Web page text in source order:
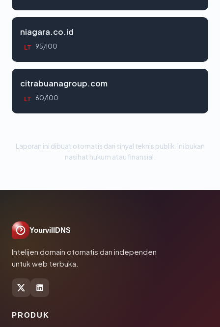
niagara.co.id
LT 95/100
citrabuanagroup.com
LT 60/100
Laporan ini dibuat otomatis dari sinyal teknis publik. Ini bukan
nasihat hukum atau finansial.
YourvillDNS
Intelijen domain otomatis dan independen
untuk web terbuka.
PRODUK